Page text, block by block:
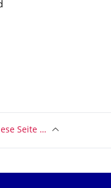
Seite …